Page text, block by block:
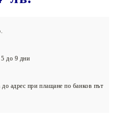
5 до 9 дни
до адрес при плащане по банков път